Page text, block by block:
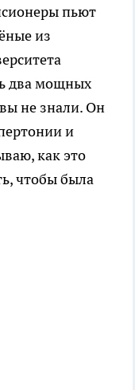
пьют
из
два мощных
не знали. Он
и
как это
чтобы была